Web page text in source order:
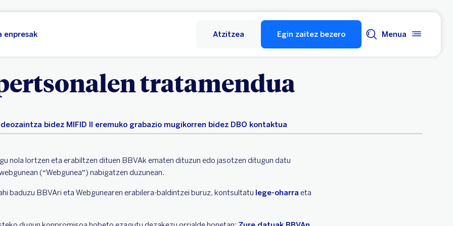
enpresak Atzitzea Egin zaitez bezero Menua
tratamendua
bidez MIFID II eremuko grabazio mugikorren bidez DBO kontaktua
nola lortzen eta erabiltzen dituen BBVAk ematen dituzun edo jasotzen ditugun datu
(“Webgunea”) nabigatzen duzunean.
baduzu BBVAri eta Webgunearen erabilera-baldintzei buruz, kontsultatu lege-oharra eta